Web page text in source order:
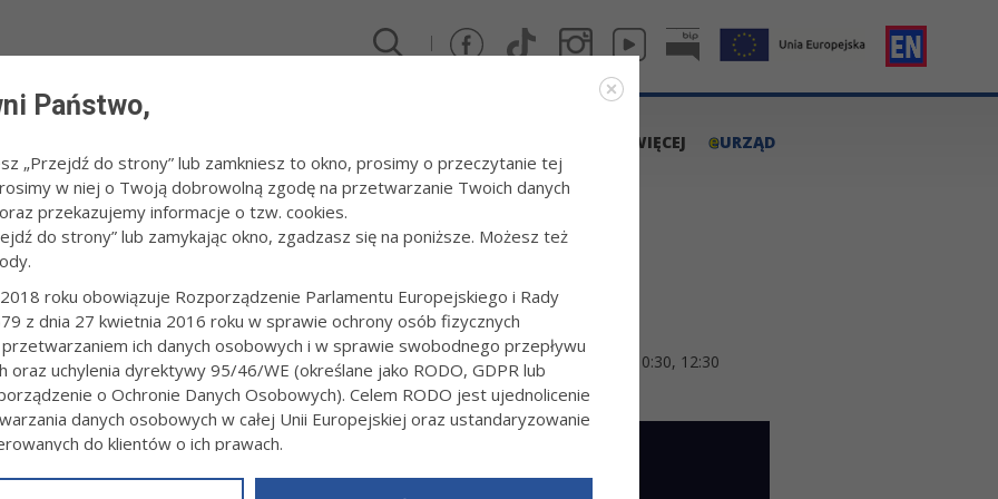
WIĘCEJ eURZĄD
W PLANETARIUM
Redakcja tarnow.pl
niedzielę, 25 maja przygotowano trzy seanse w planetarium. Zaplanowano je o godz. 10:30, 12:30
Odkryć przy Rynku 4.
Państwo,
„Przejdź do strony” lub zamkniesz to okno, prosimy o przeczytanie tej
w niej o Twoją dobrowolną zgodę na przetwarzanie Twoich danych
przekazujemy informacje o tzw. cookies.
do strony” lub zamykając okno, zgadzasz się na poniższe. Możesz też
roku obowiązuje Rozporządzenie Parlamentu Europejskiego i Rady
z dnia 27 kwietnia 2016 roku w sprawie ochrony osób fizycznych
ich danych osobowych i w sprawie swobodnego przepływu
oraz uchylenia dyrektywy 95/46/WE (określane jako RODO, GDPR lub
o Ochronie Danych Osobowych). Celem RODO jest ujednolicenie
danych osobowych w całej Unii Europejskiej oraz ustandaryzowanie
do klientów o ich prawach.
powyższym, w zakładceRODOna stroniehttps://www.tarnow.pl/Wiecej-